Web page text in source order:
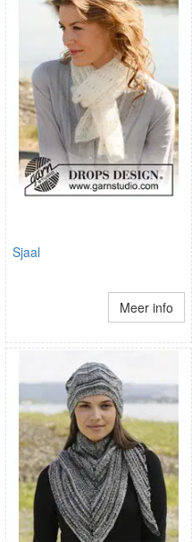
Sjaal
Meer info